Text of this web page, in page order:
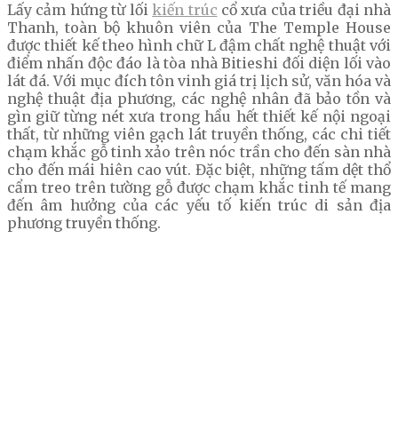
Lấy cảm hứng từ lối kiến trúc cổ xưa của triều đại nhà
Thanh, toàn bộ khuôn viên của The Temple House
được thiết kế theo hình chữ L đậm chất nghệ thuật với
điểm nhấn độc đáo là tòa nhà Bitieshi đối diện lối vào
lát đá. Với mục đích tôn vinh giá trị lịch sử, văn hóa và
nghệ thuật địa phương, các nghệ nhân đã bảo tồn và
gìn giữ từng nét xưa trong hầu hết thiết kế nội ngoại
thất, từ những viên gạch lát truyền thống, các chi tiết
chạm khắc gỗ tinh xảo trên nóc trần cho đến sàn nhà
cho đến mái hiên cao vút. Đặc biệt, những tấm dệt thổ
cẩm treo trên tường gỗ được chạm khắc tinh tế mang
đến âm hưởng của các yếu tố kiến trúc di sản địa
phương truyền thống.